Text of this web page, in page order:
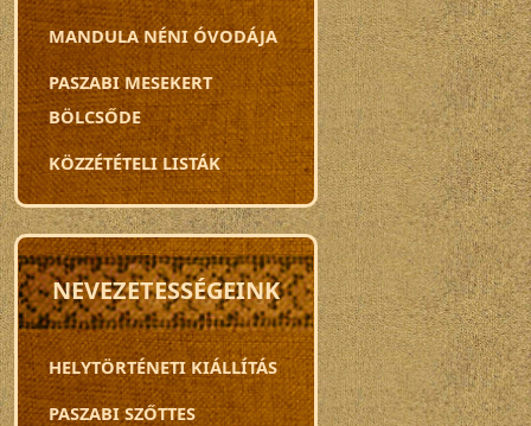
MANDULA NÉNI ÓVODÁJA
PASZABI MESEKERT
BÖLCSŐDE
KÖZZÉTÉTELI LISTÁK
NEVEZETESSÉGEINK
HELYTÖRTÉNETI KIÁLLÍTÁS
PASZABI SZŐTTES